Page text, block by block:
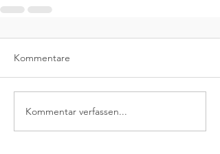
Kommentare
Kommentar verfassen...